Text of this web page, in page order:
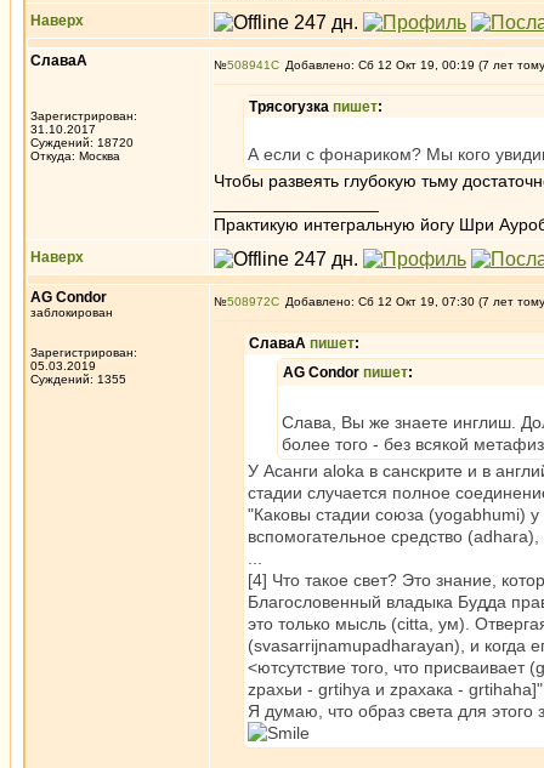
Наверх
СлаваА
Зарегистрирован:
31.10.2017
Суждений: 18720
Откуда: Москва
№508941 Добавлено: Сб 12 Окт 19, 00:19 (7 лет
Трясогузка пишет:
А если с фонариком? Мы кого
Чтобы развеять глубокую тьму
Практикую интегральную йогу Шри
Наверх
AG Condor
заблокирован
Зарегистрирован:
05.03.2019
Суждений: 1355
№508972 Добавлено: Сб 12 Окт 19, 07:30 (7 лет
СлаваА пишет:
AG Condor пишет:
Слава, Вы же знаете инглиш.
более того - без всякой
У Асанги aloka в санскрите и в
стадии случается полное
"Каковы стадии союза (yogabhumi)
вспомогательное средство
[4] Что такое свет? Это знание,
Благословенный владыка Будда
это только мысль (citta, ум).
(svasarrijnamupadharayan), и когда
<ютсутствие того, что присваивает
zрахьи - grtihya и zрахака - grtihaha]"
Я думаю, что образ света для